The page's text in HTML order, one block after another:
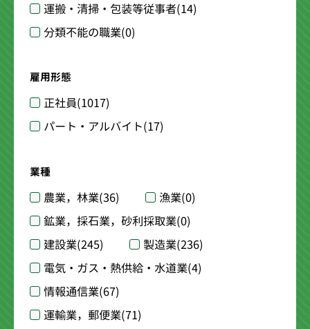
運搬・清掃・包装等従事者(14)
分類不能の職業(0)
雇用形態
正社員(1017)
パート・アルバイト(17)
業種
農業，林業(36) 漁業(0)
鉱業，採石業，砂利採取業(0)
建設業(245) 製造業(236)
電気・ガス・熱供給・水道業(4)
情報通信業(67)
運輸業，郵便業(71)